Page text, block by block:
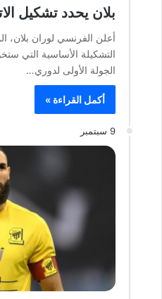
بلان يحدد تشكيل
أعلن الفرنسي لوران بلان،
التشكيلة الأساسية التي
الجولة الأولى لدوري…
أكمل القراءة »
9 سبتمبر